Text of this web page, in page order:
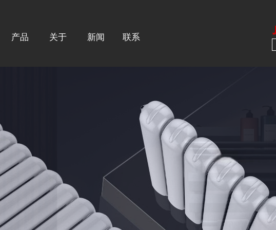
产品 关于 新闻 联系